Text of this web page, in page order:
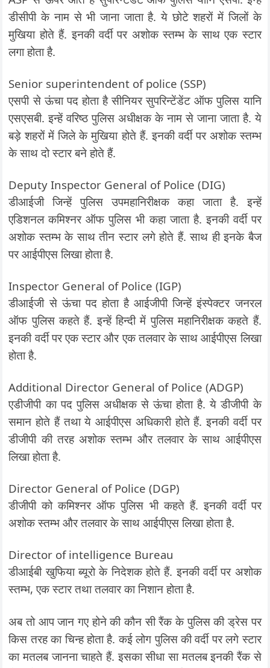
डीसीपी के नाम से भी जाना जाता है. ये छोटे शहरों में जिलों के
मुखिया होते हैं. इनकी वर्दी पर अशोक स्तम्भ के साथ एक स्टार
लगा होता है.
Senior superintendent of police (SSP)
एसपी से ऊंचा पद होता है सीनियर सुपरिन्टेंडेंट ऑफ पुलिस यानि
एसएसबी. इन्हें वरिष्ठ पुलिस अधीक्षक के नाम से जाना जाता है. ये
बड़े शहरों में जिले के मुखिया होते हैं. इनकी वर्दी पर अशोक स्तम्भ
के साथ दो स्टार बने होते हैं.
Deputy Inspector General of Police (DIG)
डीआईजी जिन्हें पुलिस उपमहानिरीक्षक कहा जाता है. इन्हें
एडिशनल कमिश्नर ऑफ पुलिस भी कहा जाता है. इनकी वर्दी पर
अशोक स्तम्भ के साथ तीन स्टार लगे होते हैं. साथ ही इनके बैज
पर आईपीएस लिखा होता है.
Inspector General of Police (IGP)
डीआईजी से ऊंचा पद होता है आईजीपी जिन्हें इंस्पेक्टर जनरल
ऑफ पुलिस कहते हैं. इन्हें हिन्दी में पुलिस महानिरीक्षक कहते हैं.
इनकी वर्दी पर एक स्टार और एक तलवार के साथ आईपीएस लिखा
होता है.
Additional Director General of Police (ADGP)
एडीजीपी का पद पुलिस अधीक्षक से ऊंचा होता है. ये डीजीपी के
समान होते हैं तथा ये आईपीएस अधिकारी होते हैं. इनकी वर्दी पर
डीजीपी की तरह अशोक स्तम्भ और तलवार के साथ आईपीएस
लिखा होता है.
Director General of Police (DGP)
डीजीपी को कमिश्नर ऑफ पुलिस भी कहते हैं. इनकी वर्दी पर
अशोक स्तम्भ और तलवार के साथ आईपीएस लिखा होता है.
Director of intelligence Bureau
डीआईबी खुफिया ब्यूरो के निदेशक होते हैं. इनकी वर्दी पर अशोक
स्तम्भ, एक स्टार तथा तलवार का निशान होता है.
अब तो आप जान गए होने की कौन सी रैंक के पुलिस की ड्रेस पर
किस तरह का चिन्ह होता है. कई लोग पुलिस की वर्दी पर लगे स्टार
का मतलब जानना चाहते हैं. इसका सीधा सा मतलब इनकी रैंक से